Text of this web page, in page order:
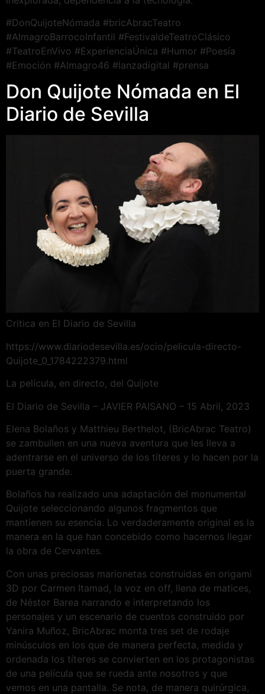
#DonQuijoteNómada #bricAbracTeatro
#AlmagroBarrocoInfantil #FestivaldeTeatroClásico
#TeatroEnVivo #ExperienciaÚnica #Humor #Poesía
#Emoción #Almagro46 #lanzadigital #prensa
Don Quijote Nómada en El
Diario de Sevilla
Critica en El Diario de Sevilla
https://www.diariodesevilla.es/ocio/pelicula-directo-
Quijote_0_1784222379.html
La película, en directo, del Quijote
El Diario de Sevilla – JAVIER PAISANO – 15 Abril, 2023
Elena Bolaños y Matthieu Berthelot, (BricAbrac Teatro)
se zambullen en una nueva aventura que les lleva a
adentrarse en el universo de los títeres y lo hacen por la
puerta grande.
Bolaños ha realizado una adaptación del monumental
Quijote seleccionando algunos fragmentos que
mantienen su esencia. Lo verdaderamente original es la
manera en la que han concebido como hacernos llegar
la obra de Cervantes.
Con unas preciosas marionetas construidas en origami
3D por Carmen Itamad, la voz en off, llena de matices,
de Néstor Barea narrando e interpretando los
personajes y un escenario de cuentos construido por
Yanira Muñoz, BricAbrac monta tres set de rodaje
minúsculos en los que de manera perfecta, medida y
ordenada los títeres se convierten en los protagonistas
de una película que se rueda ante nosotros y que
vemos en una pantalla. Se nota, de manera quirúrgica,